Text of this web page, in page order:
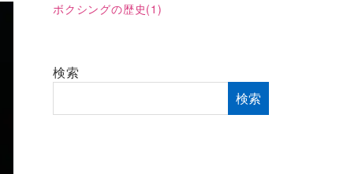
ボクシングの歴史(1)
検索
検索